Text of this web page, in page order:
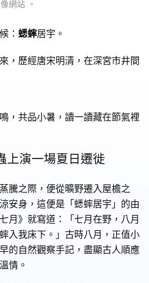
像網站 。
： 蟋蟀居宇。
，歷經唐宋明清，在深宮市井間
，共品小暑，讀一讀藏在節氣裡
上演一場夏日遷徙
騰之際，便從曠野遷入屋檐之
安身，這便是「蟋蟀居宇」的由
月》就寫道：「七月在野，八月
入我床下。」古時八月，正值小
的自然觀察手記，盡顯古人順應
情。